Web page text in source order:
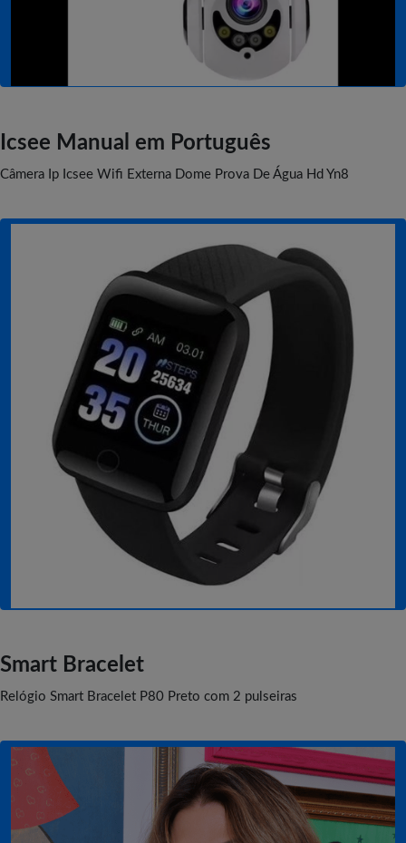
Icsee Manual em Português
Câmera Ip Icsee Wifi Externa Dome Prova De Água Hd Yn8
Smart Bracelet
Relógio Smart Bracelet P80 Preto com 2 pulseiras